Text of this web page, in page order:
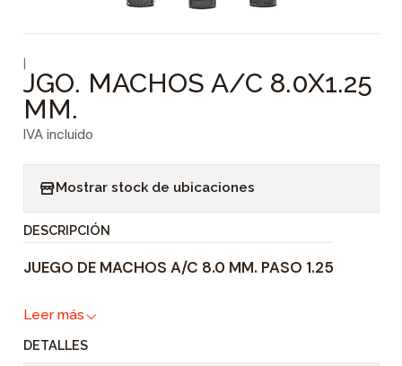
|
JGO. MACHOS A/C 8.0X1.25
MM.
IVA incluido
Mostrar stock de ubicaciones
DESCRIPCIÓN
JUEGO DE MACHOS A/C 8.0 MM. PASO 1.25
Leer más
DETALLES